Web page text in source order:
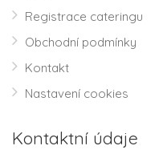
Registrace cateringu
Obchodní podmínky
Kontakt
Nastavení cookies
Kontaktní údaje